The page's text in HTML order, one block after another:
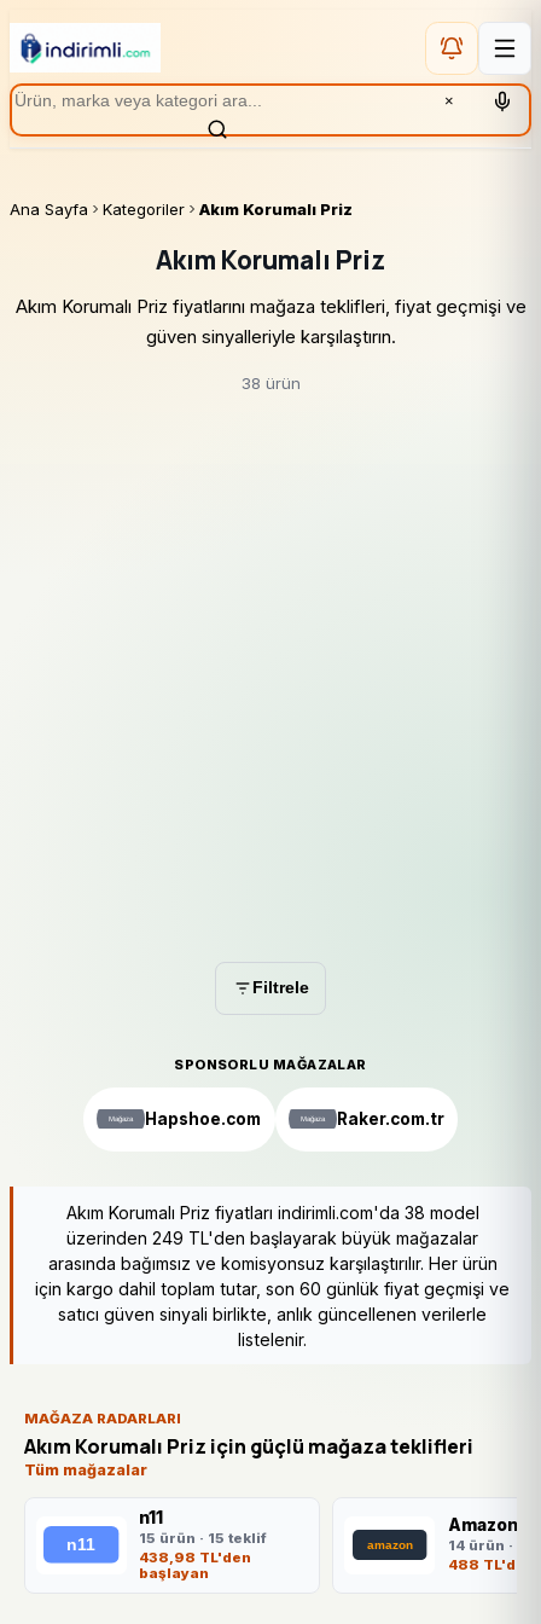
×
Ana Sayfa Kategoriler Akım Korumalı Priz
Akım Korumalı Priz
Akım Korumalı Priz fiyatlarını mağaza teklifleri, fiyat geçmişi ve
güven sinyalleriyle karşılaştırın.
38 ürün
Filtrele
SPONSORLU MAĞAZALAR
Hapshoe.com Raker.com.tr
Akım Korumalı Priz fiyatları indirimli.com'da 38 model
üzerinden 249 TL'den başlayarak büyük mağazalar
arasında bağımsız ve komisyonsuz karşılaştırılır. Her ürün
için kargo dahil toplam tutar, son 60 günlük fiyat geçmişi ve
satıcı güven sinyali birlikte, anlık güncellenen verilerle
listelenir.
MAĞAZA RADARLARI
Akım Korumalı Priz için güçlü mağaza teklifleri
Tüm mağazalar
n11
15 ürün · 15 teklif
438,98 TL'den
başlayan
14 ürün ·
488 TL'den